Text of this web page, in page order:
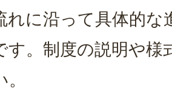
れに沿って具体的
す。制度の説明や様